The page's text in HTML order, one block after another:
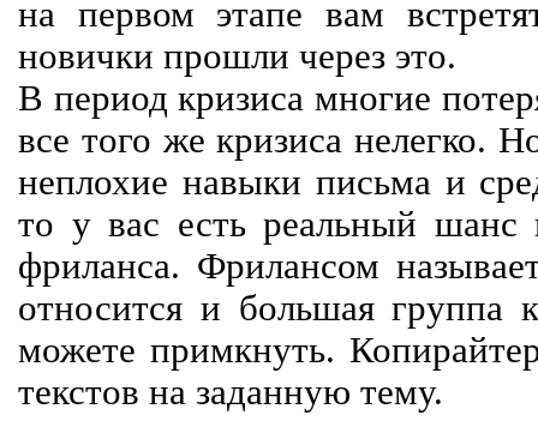
на первом этапе вам
новички прошли через это.
В период кризиса многие
все того же кризиса нелегко.
неплохие навыки письма и
то у вас есть реальный шанс
фриланса. Фрилансом
относится и большая группа
можете примкнуть.
текстов на заданную тему.